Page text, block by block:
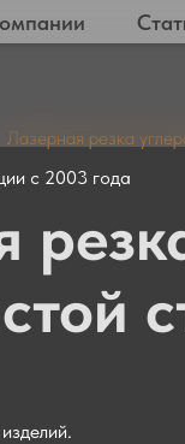
Лазерная резка
с 2003 года